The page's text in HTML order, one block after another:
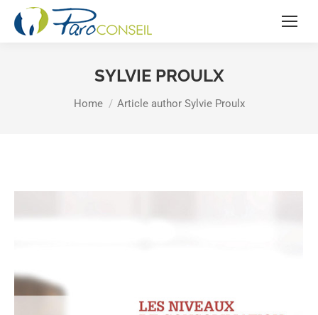
SYLVIE PROULX
You are here:
Home Article author Sylvie Proulx